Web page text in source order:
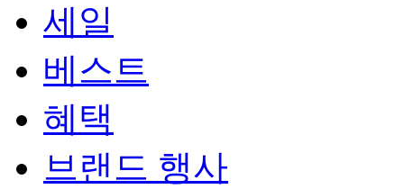
세일
베스트
혜택
브랜드 행사